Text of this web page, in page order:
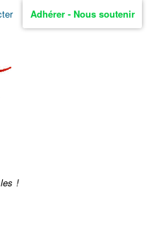
Adhérer - Nous soutenir
!